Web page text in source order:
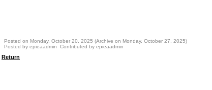
Posted on Monday, October 20, 2025 (Archive on Monday, October 27, 2025)
Posted by epieaadmin Contributed by epieaadmin
Return